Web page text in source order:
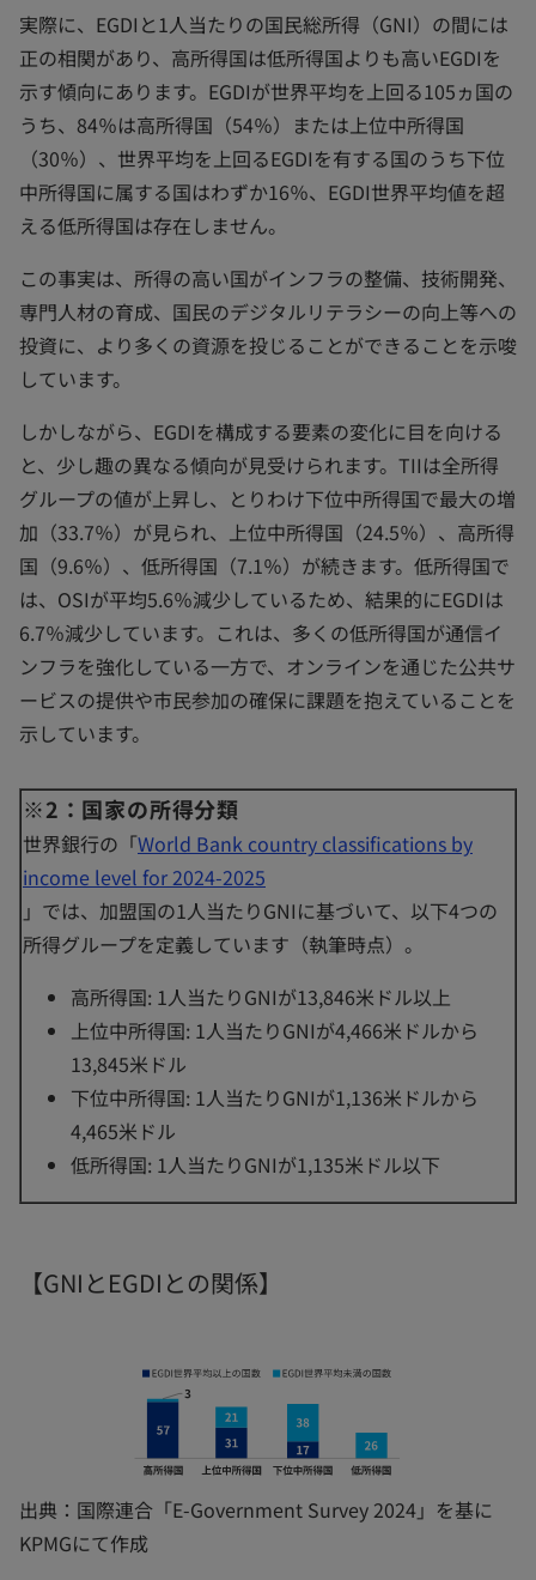
実際に、EGDIと1人当たりの国民総所得（GNI）の間には
正の相関があり、高所得国は低所得国よりも高いEGDIを
示す傾向にあります。EGDIが世界平均を上回る105ヵ国の
うち、84％は高所得国（54％）または上位中所得国
（30％）、世界平均を上回るEGDIを有する国のうち下位
中所得国に属する国はわずか16％、EGDI世界平均値を超
える低所得国は存在しません。
この事実は、所得の高い国がインフラの整備、技術開発、
専門人材の育成、国民のデジタルリテラシーの向上等への
投資に、より多くの資源を投じることができることを示唆
しています。
しかしながら、EGDIを構成する要素の変化に目を向ける
と、少し趣の異なる傾向が見受けられます。TIIは全所得
グループの値が上昇し、とりわけ下位中所得国で最大の増
加（33.7％）が見られ、上位中所得国（24.5％）、高所得
国（9.6％）、低所得国（7.1％）が続きます。低所得国で
は、OSIが平均5.6％減少しているため、結果的にEGDIは
6.7％減少しています。これは、多くの低所得国が通信イ
ンフラを強化している一方で、オンラインを通じた公共サ
ービスの提供や市民参加の確保に課題を抱えていることを
示しています。
※2：国家の所得分類
世界銀行の「World Bank country classifications by
income level for 2024-2025
」では、加盟国の1人当たりGNIに基づいて、以下4つの
所得グループを定義しています（執筆時点）。
高所得国: 1人当たりGNIが13,846米ドル以上
上位中所得国: 1人当たりGNIが4,466米ドルから
13,845米ドル
下位中所得国: 1人当たりGNIが1,136米ドルから
4,465米ドル
低所得国: 1人当たりGNIが1,135米ドル以下
【GNIとEGDIとの関係】
出典：国際連合「E-Government Survey 2024」を基に
KPMGにて作成